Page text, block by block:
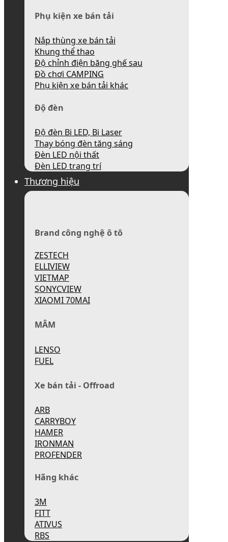
Phụ kiện xe bán tải
Nắp thùng xe bán tải
Khung thể thao
Độ chỉnh điện băng ghế sau
Đồ chơi CAMPING
Phụ kiện xe bán tải khác
Độ đèn
Độ đèn Bi LED, Bi Laser
Thay bóng đèn tăng sáng
Đèn LED nội thất
Đèn LED trang trí
Thương hiệu
Brand công nghệ ô tô
ZESTECH
ELLIVIEW
VIETMAP
SONYCVIEW
XIAOMI 70MAI
MÂM
LENSO
FUEL
Xe bán tải - Offroad
ARB
CARRYBOY
HAMER
IRONMAN
PROFENDER
Hãng khác
3M
FITT
ATIVUS
RBS